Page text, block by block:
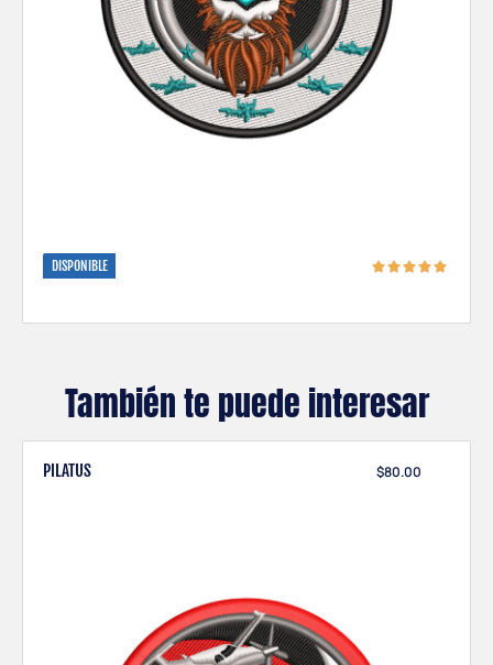
DISPONIBLE
También te puede interesar
PILATUS $80.00